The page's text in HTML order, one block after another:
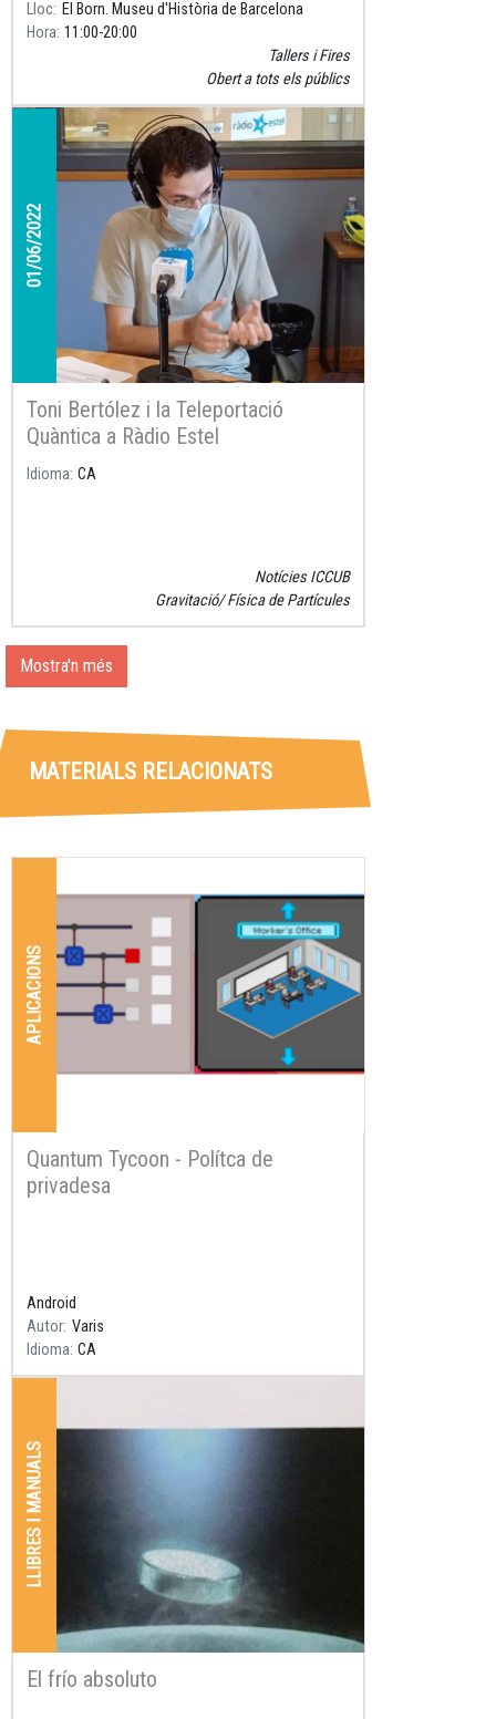
Lloc El Born. Museu d'Història de Barcelona
Hora 11:00 20:00
Tallers i Fires
Obert a tots els públics
01/06/2022
Toni Bertólez i la Teleportació
Quàntica a Ràdio Estel
Idioma CA
Notícies ICCUB
Gravitació Física de Partícules
Mostra'n més
MATERIALS RELACIONATS
APLICACIONS
Quantum Tycoon - Polítca de
privadesa
Android
Autor Varis
Idioma CA
LLIBRES I MANUALS
El frío absoluto